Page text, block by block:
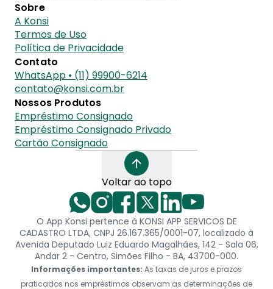
Sobre
A Konsi
Termos de Uso
Política de Privacidade
Contato
WhatsApp • (11) 99900-6214
contato@konsi.com.br
Nossos Produtos
Empréstimo Consignado
Empréstimo Consignado Privado
Cartão Consignado
Voltar ao topo
O App Konsi pertence à KONSI APP SERVICOS DE
CADASTRO LTDA, CNPJ 26.167.365/0001-07, localizado à
Avenida Deputado Luiz Eduardo Magalhães, 142 - Sala 06,
Andar 2 - Centro, Simões Filho - BA, 43700-000.
Informações importantes: As taxas de juros e prazos
praticados nos empréstimos observam as determinações de